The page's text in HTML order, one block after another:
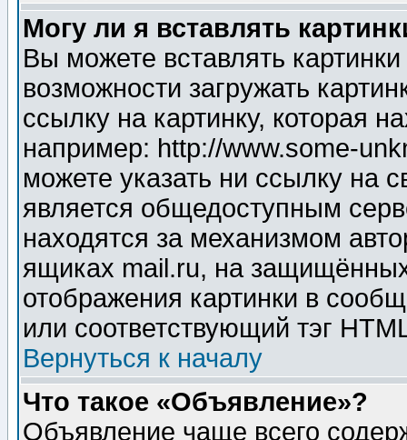
Могу ли я вставлять
Вы можете вставлять
возможности загружать
ссылку на картинку, которая
например: http://www.some-
можете указать ни ссылку на
является общедоступным
находятся за механизмом
ящиках mail.ru, на
отображения картинки в
или соответствующий тэг
Вернуться к началу
Что такое «Объявление»?
Объявление чаще всего